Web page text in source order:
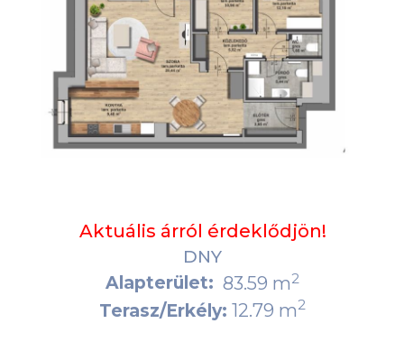
Aktuális árról érdeklődjön!
DNY
Alapterület: 83.59 m2
Terasz/Erkély: 12.79 m2